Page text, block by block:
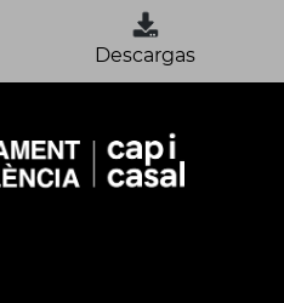
Descargas